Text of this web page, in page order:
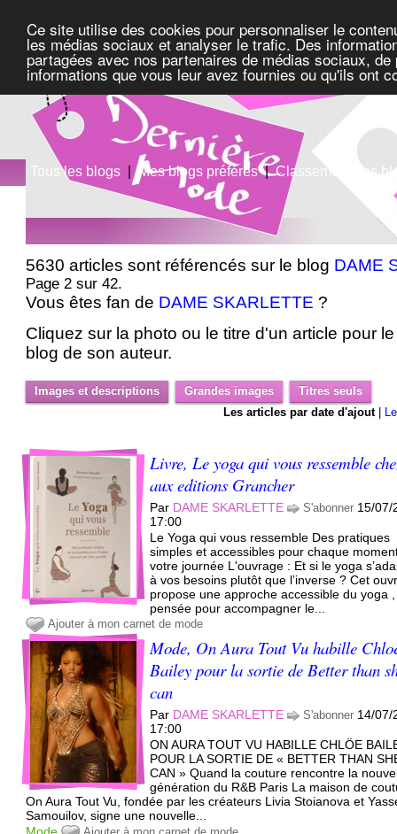
Ce site utilise des cookies pour personnaliser le
les médias sociaux et analyser le trafic. Des
partagées avec nos partenaires de médias sociaux,
informations que vous leur avez fournies ou qu'ils ont
Tous les blogs | Mes blogs préférés|Classement des
5630 articles sont référencés sur le blog DAME
Page 2 sur 42.
Vous êtes fan de DAME SKARLETTE ?
Cliquez sur la photo ou le titre d'un article pour
blog de son auteur.
Images et descriptions Grandes images
Titres seuls
Les articles par date d'ajout|
Livre, Le yoga qui vous ressemble
aux editions Grancher
Par DAME SKARLETTE S'abonner 15/07/
17:00
Le Yoga qui vous ressemble Des pratiques
simples et accessibles pour chaque
votre journée L'ouvrage : Et si le yoga
à vos besoins plutôt que l’inverse ? Cet
propose une approche accessible du yoga ,
pensée pour accompagner le...
Ajouter à mon carnet de mode
Mode, On Aura Tout Vu habille
Bailey pour la sortie de Better than
can
Par DAME SKARLETTE S'abonner 14/07/
17:00
ON AURA TOUT VU HABILLE CHLÖE
POUR LA SORTIE DE « BETTER THAN
CAN » Quand la couture rencontre la
génération du R&B Paris La maison de
On Aura Tout Vu, fondée par les créateurs Livia Stoianova et
Samouilov, signe une nouvelle...
Mode